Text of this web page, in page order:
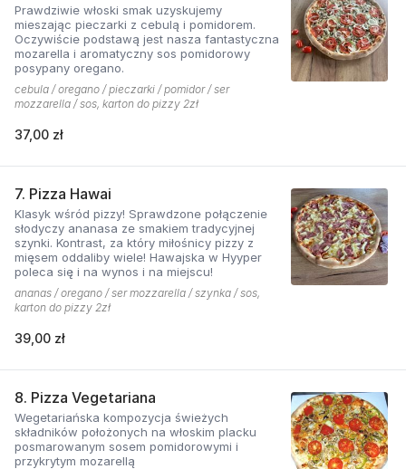
Prawdziwie włoski smak uzyskujemy
mieszając pieczarki z cebulą i pomidorem.
Oczywiście podstawą jest nasza fantastyczna
mozarella i aromatyczny sos pomidorowy
posypany oregano.
cebula / oregano / pieczarki / pomidor / ser
mozzarella / sos, karton do pizzy 2zł
37,00 zł
7. Pizza Hawai
Klasyk wśród pizzy! Sprawdzone połączenie
słodyczy ananasa ze smakiem tradycyjnej
szynki. Kontrast, za który miłośnicy pizzy z
mięsem oddaliby wiele! Hawajska w Hyyper
poleca się i na wynos i na miejscu!
ananas / oregano / ser mozzarella / szynka / sos,
karton do pizzy 2zł
39,00 zł
8. Pizza Vegetariana
Wegetariańska kompozycja świeżych
składników położonych na włoskim placku
posmarowanym sosem pomidorowymi i
przykrytym mozarellą